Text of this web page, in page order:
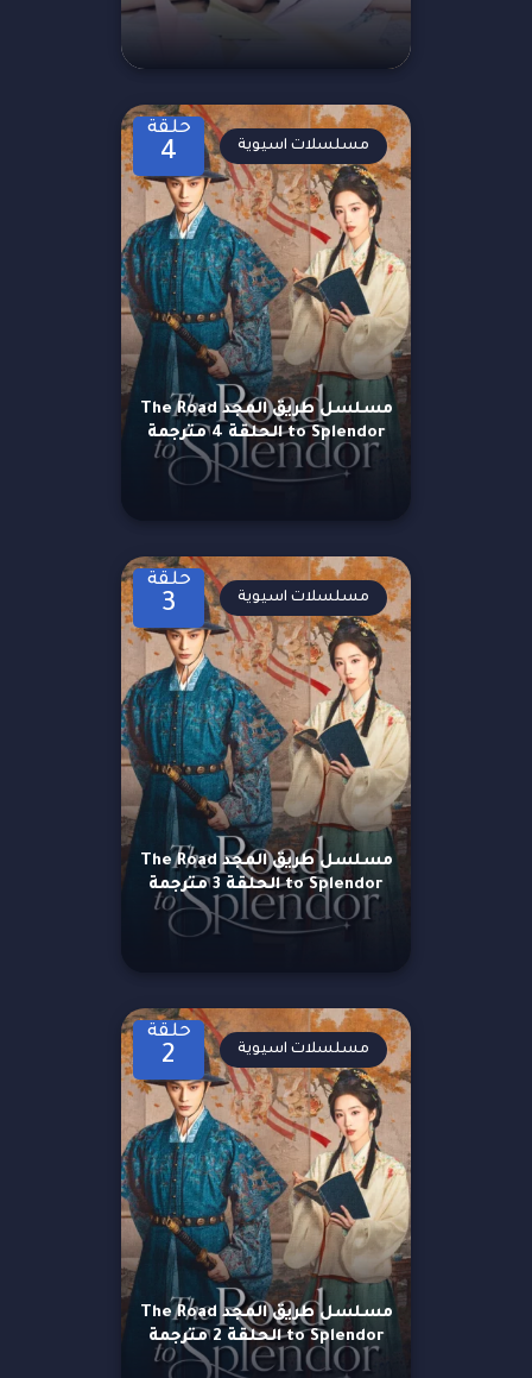
حلقة
4
مسلسل طريق المجد The Road
to Splendor الحلقة 4 مترجمة
مسلسلات اسيوية
حلقة
3
مسلسل طريق المجد The Road
to Splendor الحلقة 3 مترجمة
مسلسلات اسيوية
حلقة
2
مسلسل طريق المجد The Road
to Splendor الحلقة 2 مترجمة
مسلسلات اسيوية